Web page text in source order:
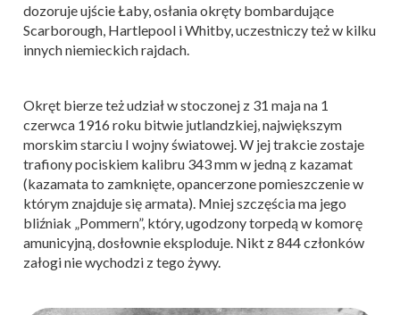
dozoruje ujście Łaby, osłania okręty bombardujące
Scarborough, Hartlepool i Whitby, uczestniczy też w kilku
innych niemieckich rajdach.
Okręt bierze też udział w stoczonej z 31 maja na 1
czerwca 1916 roku bitwie jutlandzkiej, największym
morskim starciu I wojny światowej. W jej trakcie zostaje
trafiony pociskiem kalibru 343 mm w jedną z kazamat
(kazamata to zamknięte, opancerzone pomieszczenie w
którym znajduje się armata). Mniej szczęścia ma jego
bliźniak „Pommern”, który, ugodzony torpedą w komorę
amunicyjną, dosłownie eksploduje. Nikt z 844 członków
załogi nie wychodzi z tego żywy.